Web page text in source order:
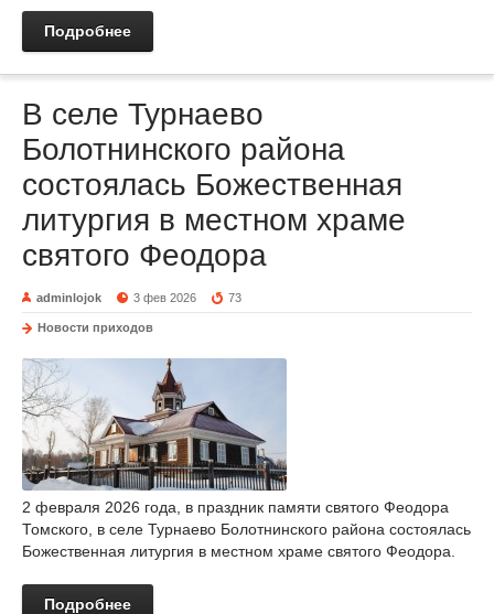
Подробнее
В селе Турнаево
Болотнинского района
состоялась Божественная
литургия в местном храме
святого Феодора
adminlojok 3 фев 2026 73
Новости приходов
2 февраля 2026 года, в праздник памяти святого Феодора
Томского, в селе Турнаево Болотнинского района состоялась
Божественная литургия в местном храме святого Феодора.
Подробнее